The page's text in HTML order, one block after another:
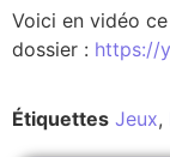
Voici en vidéo
dossier : https://
Étiquettes Jeux,